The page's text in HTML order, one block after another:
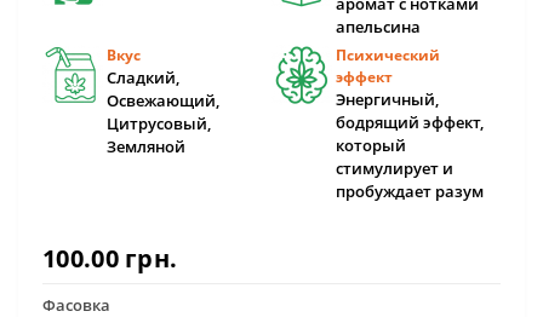
апельсина
Вкус
Сладкий,
Освежающий,
Цитрусовый,
Земляной
Психический
эффект
Энергичный,
бодрящий эффект,
который
стимулирует и
пробуждает разум
100.00 грн.
Фасовка